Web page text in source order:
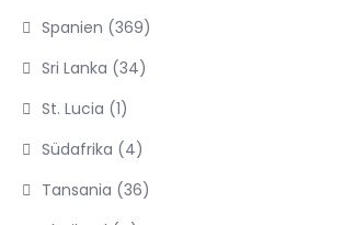
Spanien (369)
Sri Lanka (34)
St. Lucia (1)
Südafrika (4)
Tansania (36)